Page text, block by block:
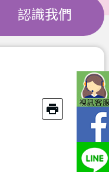
認識我們